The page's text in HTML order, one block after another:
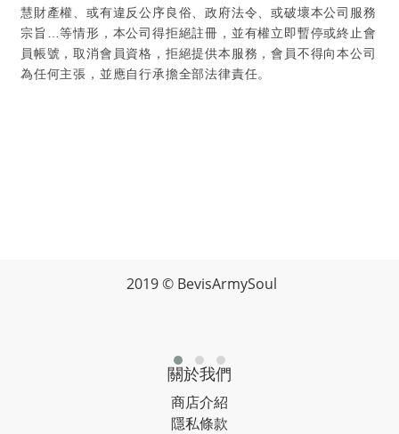
慧財產權、或有違反公序良俗、政府法令、或破壞本公司服務
宗旨
…等情形，本公司得拒絕註冊，並有權立即暫停或終止會
員帳號，取消會員資格，拒絕提供本服務，會員不得向本公司
為任何主張，並應自行承擔全部法律責任。
2019 © BevisArmySoul
關於我們
商店介紹
隱私條款